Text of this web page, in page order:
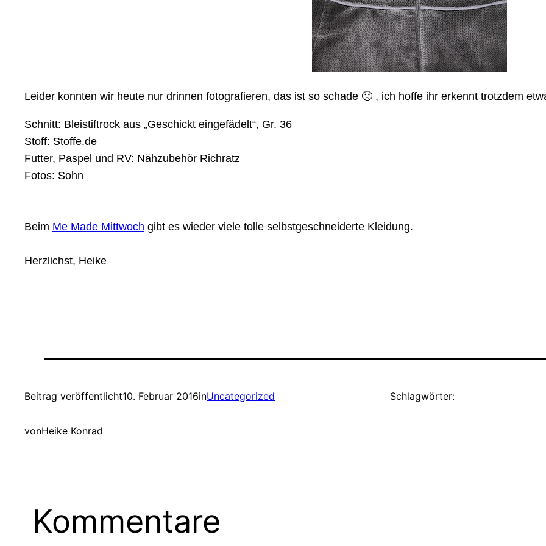
Leider konnten wir heute nur drinnen fotografieren, das ist so schade 🙁 , ich hoffe ihr erkennt trotzdem
Schnitt: Bleistiftrock aus „Geschickt eingefädelt“, Gr. 36
Stoff: Stoffe.de
Futter, Paspel und RV: Nähzubehör Richratz
Fotos: Sohn
Beim Me Made Mittwoch gibt es wieder viele tolle selbstgeschneiderte Kleidung.
Herzlichst, Heike
Beitrag veröffentlicht10. Februar 2016inUncategorized
vonHeike Konrad
Schlagwörter:
Kommentare